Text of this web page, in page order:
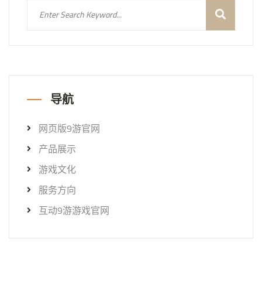
导航
网页版9游官网
产品展示
游戏文化
服务方向
互动9游游戏官网